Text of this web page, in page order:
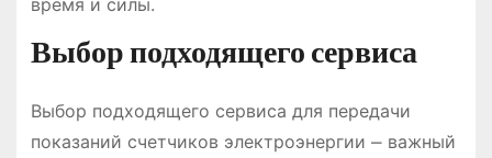
Выбор подходящего сервиса
Выбор подходящего сервиса для передачи
показаний счетчиков электроэнергии ⎼ важный